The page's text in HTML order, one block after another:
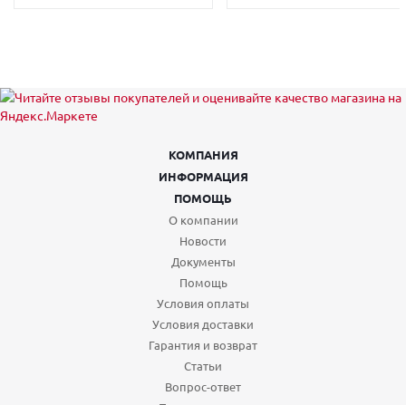
КОМПАНИЯ
ИНФОРМАЦИЯ
ПОМОЩЬ
О компании
Новости
Документы
Помощь
Условия оплаты
Условия доставки
Гарантия и возврат
Статьи
Вопрос-ответ